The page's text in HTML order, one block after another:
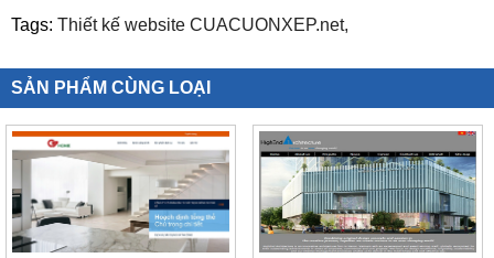
Tags: Thiết kế website CUACUONXEP.net,
SẢN PHẨM CÙNG LOẠI